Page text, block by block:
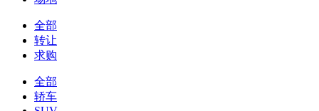
全部
转让
求购
全部
轿车